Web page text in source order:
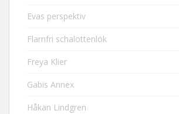
Evas perspektiv
Flarnfri schalottenlök
Freya Klier
Gabis Annex
Håkan Lindgren